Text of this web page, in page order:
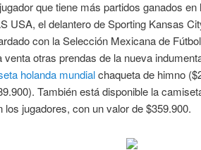
que tiene más partidos ganados
USA, el delantero de Sporting Kansas
con la Selección Mexicana de
venta otras prendas de la nueva
holanda mundialchaqueta de himno
También está disponible la
los jugadores, con un valor de $359.900.